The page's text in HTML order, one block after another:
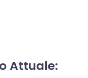
Attuale: